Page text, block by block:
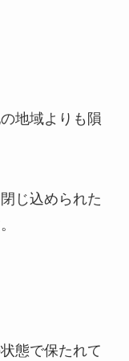
地域よりも隕
じ込められた
態で保たれて